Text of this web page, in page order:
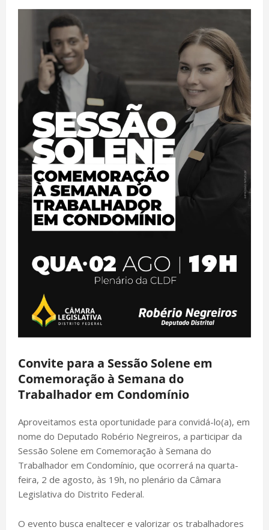
Convite para a Sessão Solene em
Comemoração à Semana do
Trabalhador em Condomínio
Aproveitamos esta oportunidade para convidá-lo(a), em
nome do Deputado Robério Negreiros, a participar da
Sessão Solene em Comemoração à Semana do
Trabalhador em Condomínio, que ocorrerá na quarta-
feira, 2 de agosto, às 19h, no plenário da Câmara
Legislativa do Distrito Federal.
O evento busca enaltecer e valorizar os trabalhadores